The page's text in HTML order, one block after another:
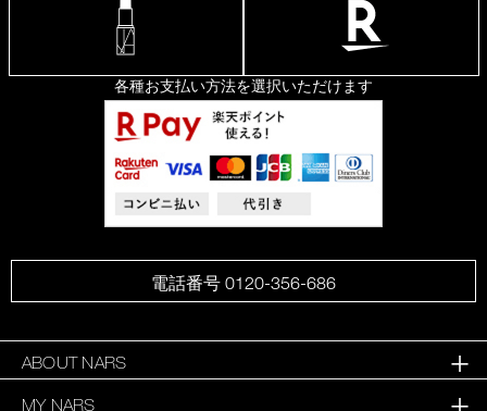
各種お支払い方法を選択いただけます
電話番号 0120-356-686
ABOUT NARS
MY NARS